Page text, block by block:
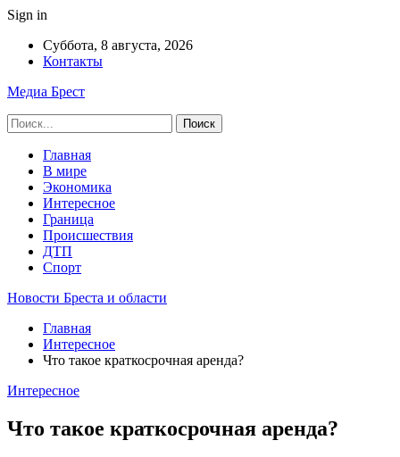
Sign in
Суббота, 8 августа, 2026
Контакты
Медиа Брест
Главная
В мире
Экономика
Интересное
Граница
Происшествия
ДТП
Спорт
Новости Бреста и области
Главная
Интересное
Что такое краткосрочная аренда?
Интересное
Что такое краткосрочная аренда?